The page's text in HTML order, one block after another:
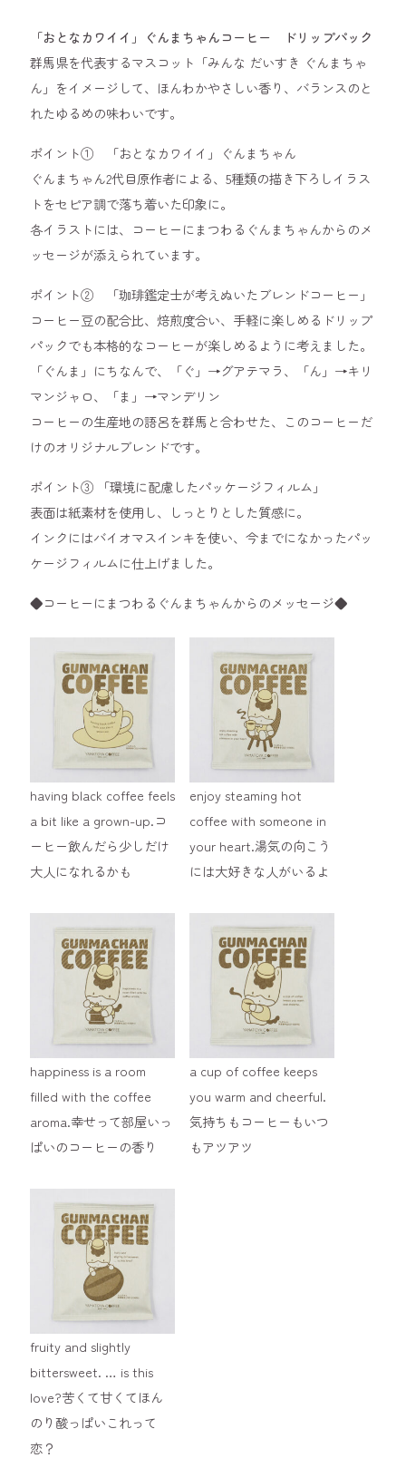
「おとなカワイイ」ぐんまちゃんコーヒー ドリップパック
群馬県を代表するマスコット「みんな だいすき ぐんまちゃ
ん」をイメージして、ほんわかやさしい香り、バランスのと
れたゆるめの味わいです。
ポイント① 「おとなカワイイ」ぐんまちゃん
ぐんまちゃん2代目原作者による、5種類の描き下ろしイラス
トをセピア調で落ち着いた印象に。
各イラストには、コーヒーにまつわるぐんまちゃんからのメ
ッセージが添えられています。
ポイント② 「珈琲鑑定士が考えぬいたブレンドコーヒー」
コーヒー豆の配合比、焙煎度合い、手軽に楽しめるドリップ
パックでも本格的なコーヒーが楽しめるように考えました。
「ぐんま」にちなんで、「ぐ」→グアテマラ、「ん」→キリ
マンジャロ、「ま」→マンデリン
コーヒーの生産地の語呂を群馬と合わせた、このコーヒーだ
けのオリジナルブレンドです。
ポイント③ 「環境に配慮したパッケージフィルム」
表面は紙素材を使用し、しっとりとした質感に。
インクにはバイオマスインキを使い、今までになかったパッ
ケージフィルムに仕上げました。
◆コーヒーにまつわるぐんまちゃんからのメッセージ◆
having black coffee feels
a bit like a grown-up.コ
ーヒー飲んだら少しだけ
大人になれるかも
enjoy steaming hot
coffee with someone in
your heart.湯気の向こう
には大好きな人がいるよ
happiness is a room
filled with the coffee
aroma.幸せって部屋いっ
ぱいのコーヒーの香り
a cup of coffee keeps
you warm and cheerful.
気持ちもコーヒーもいつ
もアツアツ
fruity and slightly
bittersweet. … is this
love?苦くて甘くてほん
のり酸っぱいこれって
恋？